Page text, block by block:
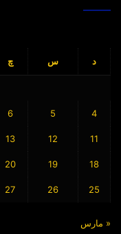
د س چ
4
5
6
11
12
13
18
19
20
25
26
27
« مارس